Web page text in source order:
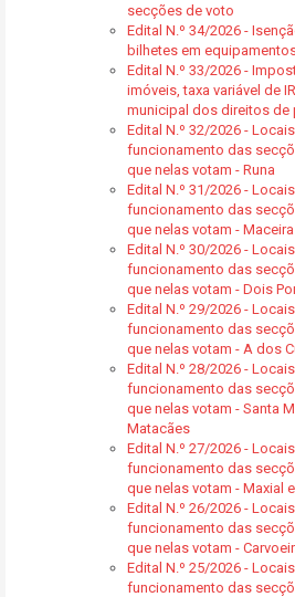
secções de voto
Edital N.º 34/2026 -
bilhetes em
Edital N.º 33/2026 -
imóveis, taxa variável de
municipal dos direitos de
Edital N.º 32/2026 -
funcionamento das
que nelas votam - Runa
Edital N.º 31/2026 -
funcionamento das
que nelas votam - Maceira
Edital N.º 30/2026 -
funcionamento das
que nelas votam - Dois
Edital N.º 29/2026 -
funcionamento das
que nelas votam - A dos
Edital N.º 28/2026 -
funcionamento das
que nelas votam - Santa
Matacães
Edital N.º 27/2026 -
funcionamento das
que nelas votam - Maxial
Edital N.º 26/2026 -
funcionamento das
que nelas votam -
Edital N.º 25/2026 -
funcionamento das